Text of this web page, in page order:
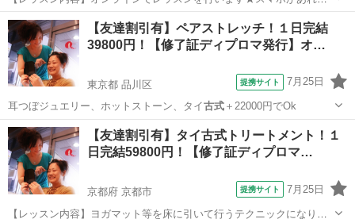
OKです！ヨガマット等を床に引いて行うテクニックになります。レッ
スンは学科と実技を行い、体感して頂きます。お客様は洋服を脱がず
そのまま行います。お客様へ圧をゆっく...
福岡 福岡市 整体
【友達割引有】ペアストレッチ！１日完結
39800円！【修了証ディプロマ発行】オ…
東京都 品川区 提携サイト 7月25日
耳つぼジュエリー、ホットストーン、タイ古式＋22000円でOk
東京 品川区 整体
【友達割引有】タイ古式トリートメント！１
日完結59800円！【修了証ディプロマ…
京都府 京都市 提携サイト 7月25日
【レッスン内容】ヨガマット等を床に引いて行うテクニックになりま